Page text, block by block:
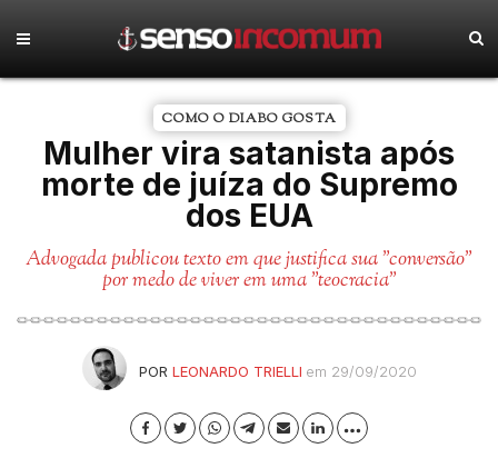
COMO O DIABO GOSTA
Mulher vira satanista após
morte de juíza do Supremo
dos EUA
Advogada publicou texto em que justifica sua "conversão"
por medo de viver em uma "teocracia"
POR LEONARDO TRIELLI em 29/09/2020